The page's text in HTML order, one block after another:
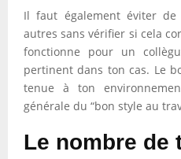
Il faut également éviter
autres sans vérifier si cela
fonctionne pour un
pertinent dans ton cas. Le
tenue à ton
générale du “bon style au
Le nombre de